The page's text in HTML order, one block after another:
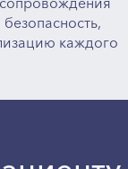
каждого